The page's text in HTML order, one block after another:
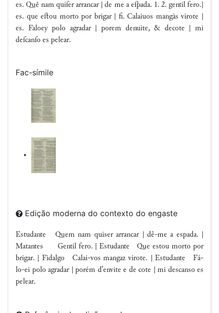
es. Quẽ nam quiſer arrancar | de me a eſpada. 1. 2. gentil fero.|
es. que eﬅou morto por brigar | fi. Calaiuos mangàs virote |
es. Faloey polo agradar | porem denuite, & decote | mi
deſcanſo es pelear.
Fac-símile
Edição moderna do contexto do engaste
Estudante Quem nam quiser arrancar | dê-me a espada. |
Matantes Gentil fero. | Estudante Que estou morto por
brigar. | Fidalgo Calai-vos mangaz virote. | Estudante Fá-
lo-ei polo agradar | porém d’envite e de cote | mi descanso es
pelear.